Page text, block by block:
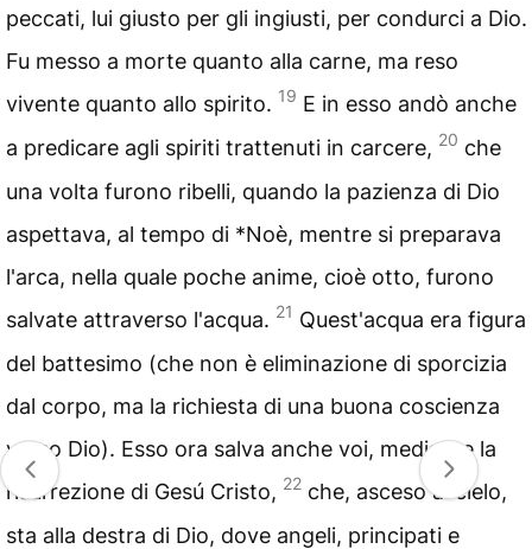
peccati, lui giusto per gli ingiusti, per condurci a Dio.
Fu messo a morte quanto alla carne, ma reso
vivente quanto allo spirito. 19 E in esso andò anche
a predicare agli spiriti trattenuti in carcere, 20 che
una volta furono ribelli, quando la pazienza di Dio
aspettava, al tempo di *Noè, mentre si preparava
l'arca, nella quale poche anime, cioè otto, furono
salvate attraverso l'acqua. 21 Quest'acqua era figura
del battesimo (che non è eliminazione di sporcizia
dal corpo, ma la richiesta di una buona coscienza
verso Dio). Esso ora salva anche voi, mediante la
risurrezione di Gesú Cristo, 22 che, asceso al cielo,
sta alla destra di Dio, dove angeli, principati e